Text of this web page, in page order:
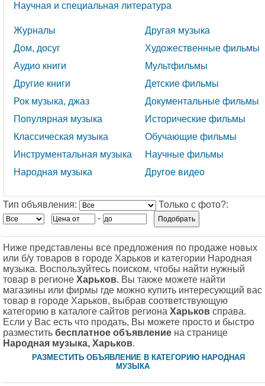
Научная и специальная литература
Журналы
Дом, досуг
Аудио книги
Другие книги
Рок музыка, джаз
Популярная музыка
Классическая музыка
Инструментальная музыка
Народная музыка
Другая музыка
Художественные фильмы
Мультфильмы
Детские фильмы
Документальные фильмы
Исторические фильмы
Обучающие фильмы
Научные фильмы
Другое видео
Тип объявления:
Только с фото?:
-
Ниже представлены все предложения по продаже новых
или б/у товаров в городе Харьков и категории Народная
музыка. Воспользуйтесь поиском, чтобы найти нужный
товар в регионе Харьков. Вы также можете найти
магазины или фирмы где можно купить интересующий вас
товар в городе Харьков, выбрав соответствующую
категорию в каталоге сайтов региона Харьков справа.
Если у Вас есть что продать, Вы можете просто и быстро
разместить бесплатное объявление на странице
Народная музыка, Харьков.
РАЗМЕСТИТЬ ОБЪЯВЛЕНИЕ В КАТЕГОРИЮ НАРОДНАЯ
МУЗЫКА